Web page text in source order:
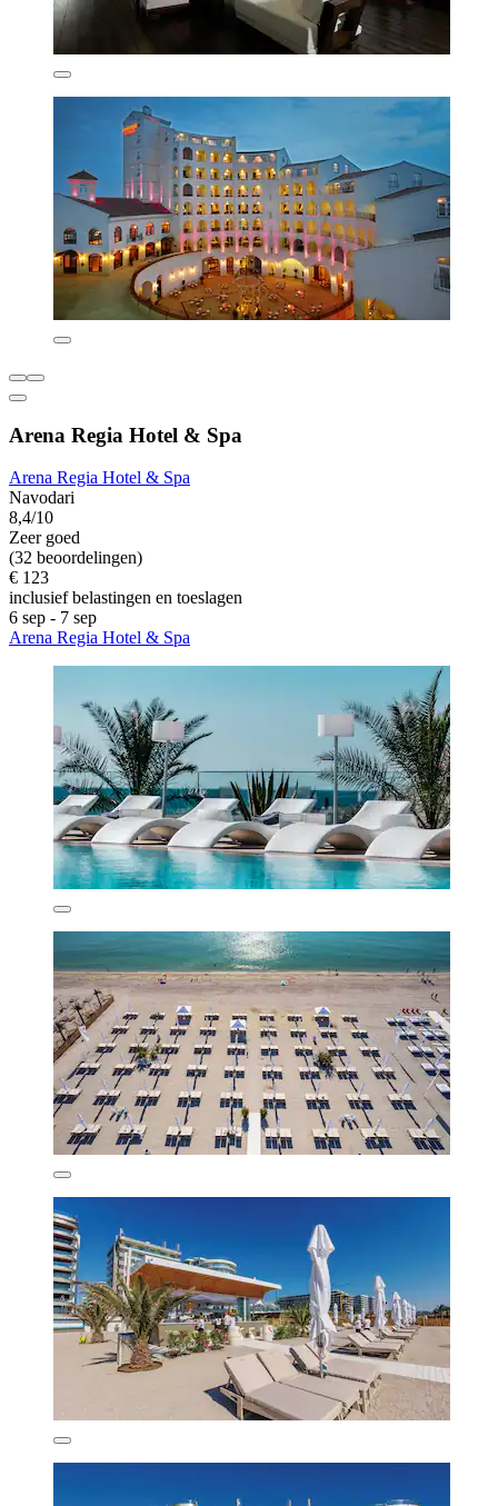
Arena Regia Hotel & Spa
Arena Regia Hotel & Spa
Navodari
8,4/10
Zeer goed
(32 beoordelingen)
€ 123
inclusief belastingen en toeslagen
6 sep - 7 sep
Arena Regia Hotel & Spa